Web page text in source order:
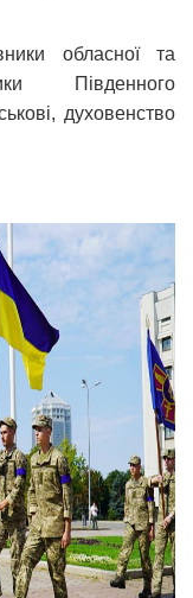
обласної та
Південного
духовенство